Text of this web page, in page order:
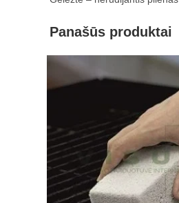
Panašūs produktai